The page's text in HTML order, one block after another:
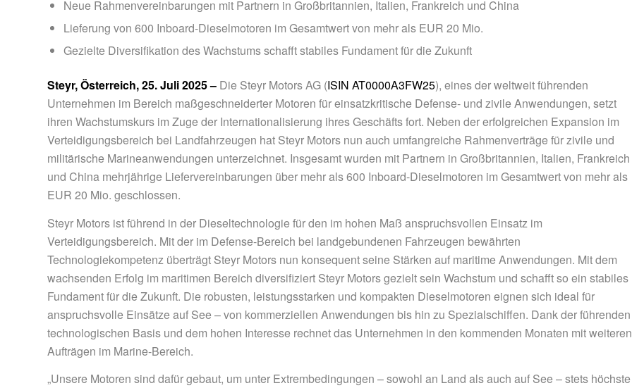
Neue Rahmenvereinbarungen mit Partnern in Großbritannien, Italien, Frankreich und China
Lieferung von 600 Inboard-Dieselmotoren im Gesamtwert von mehr als EUR 20 Mio.
Gezielte Diversifikation des Wachstums schafft stabiles Fundament für die Zukunft
Steyr, Österreich, 25. Juli 2025 – Die Steyr Motors AG (ISIN AT0000A3FW25), eines der weltweit führenden
Unternehmen im Bereich maßgeschneiderter Motoren für einsatzkritische Defense- und zivile Anwendungen, setzt
ihren Wachstumskurs im Zuge der Internationalisierung ihres Geschäfts fort. Neben der erfolgreichen Expansion im
Verteidigungsbereich bei Landfahrzeugen hat Steyr Motors nun auch umfangreiche Rahmenverträge für zivile und
militärische Marineanwendungen unterzeichnet. Insgesamt wurden mit Partnern in Großbritannien, Italien, Frankreich
und China mehrjährige Liefervereinbarungen über mehr als 600 Inboard-Dieselmotoren im Gesamtwert von mehr als
EUR 20 Mio. geschlossen.
Steyr Motors ist führend in der Dieseltechnologie für den im hohen Maß anspruchsvollen Einsatz im
Verteidigungsbereich. Mit der im Defense-Bereich bei landgebundenen Fahrzeugen bewährten
Technologiekompetenz überträgt Steyr Motors nun konsequent seine Stärken auf maritime Anwendungen. Mit dem
wachsenden Erfolg im maritimen Bereich diversifiziert Steyr Motors gezielt sein Wachstum und schafft so ein stabiles
Fundament für die Zukunft. Die robusten, leistungsstarken und kompakten Dieselmotoren eignen sich ideal für
anspruchsvolle Einsätze auf See – von kommerziellen Anwendungen bis hin zu Spezialschiffen. Dank der führenden
technologischen Basis und dem hohen Interesse rechnet das Unternehmen in den kommenden Monaten mit weiteren
Aufträgen im Marine-Bereich.
„Unsere Motoren sind dafür gebaut, um unter Extrembedingungen – sowohl an Land als auch auf See – stets höchste